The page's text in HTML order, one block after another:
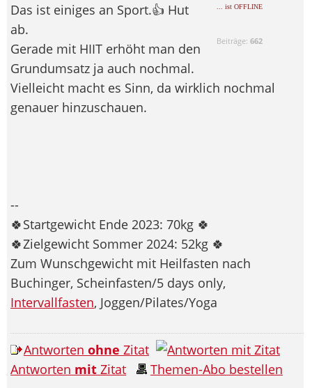
... ist OFFLINE
Beiträge:662
Das ist einiges an Sport.👍 Hut
ab.
Gerade mit HIIT erhöht man den
Grundumsatz ja auch nochmal.
Vielleicht macht es Sinn, da wirklich nochmal
genauer hinzuschauen.
--
🍀Startgewicht Ende 2023: 70kg 🍀
🍀Zielgewicht Sommer 2024: 52kg 🍀
Zum Wunschgewicht mit Heilfasten nach
Buchinger, Scheinfasten/5 days only,
Intervallfasten, Joggen/Pilates/Yoga
Antworten ohne Zitat
Antworten mit Zitat Themen-Abo bestellen